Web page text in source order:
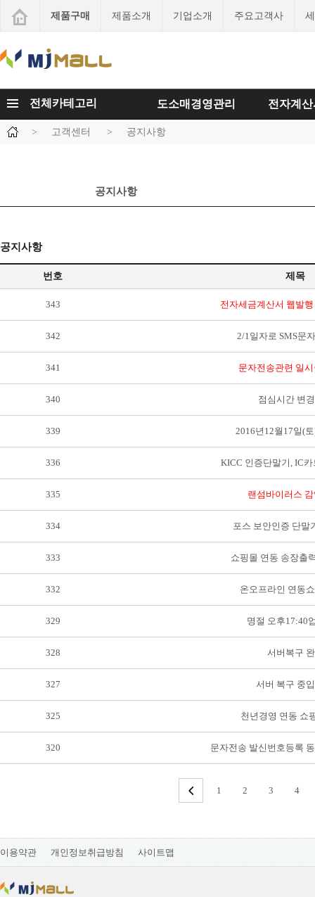
제품구매 제품소개 기업소개 주요고객사
전체카테고리 도소매경영관리 전자계
> 고객센터 > 공지사항
공지사항
공지사항
번호 제목
343 전자세금계산서 웹발행
342 2/1일자로 SMS문
341 문자전송관련 일
340 점심시간 변
339 2016년12월17일(
336 KICC 인증단말기, IC
335 랜섬바이러스
334 포스 보안인증 단말
333 쇼핑몰 연동 송장출
332 온오프라인 연동
329 명절 오후17:40
328 서버복구
327 서버 복구 중
325 천년경영 연동 쇼
320 문자전송 발신번호등록
1 2 3 4
이용약관 개인정보취급방침 사이트맵